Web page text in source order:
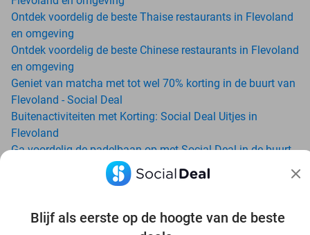
Blijf als eerste op de hoogte van de beste
Ontdek voordelig de beste Thaise restaurants in Flevoland
en omgeving
Ontdek voordelig de beste Chinese restaurants in Flevoland
en omgeving
Geniet van matcha met tot wel 70% korting in de buurt van
Flevoland - Social Deal
Buitenactiviteiten met Korting: Social Deal Uitjes in
Flevoland
Ga voordelig de padelbaan op met Social Deal in de buurt
Geniet van je vakantie in Flevoland in Nederland met
Ontdek voordelig Pilates in Flevoland - Social Deal